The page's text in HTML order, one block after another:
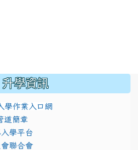
升學資訊
學作業入口網
modules/
道簡章
學平台
聯合會